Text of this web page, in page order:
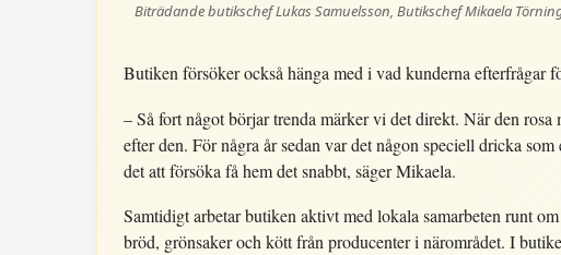
Biträdande butikschef Lukas Samuelsson, Butikschef Mikaela
Butiken försöker också hänga med i vad kunderna efterfrågar
– Så fort något börjar trenda märker vi det direkt. När den
efter den. För några år sedan var det någon speciell dricka
det att försöka få hem det snabbt, säger Mikaela.
Samtidigt arbetar butiken aktivt med lokala samarbeten runt
bröd, grönsaker och kött från producenter i närområdet. I